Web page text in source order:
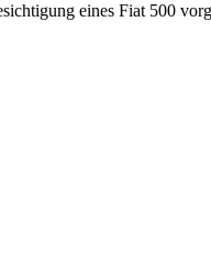
eines Fiat 500